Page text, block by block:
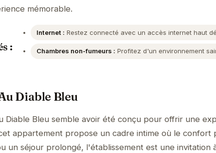
mémorable.
:
Internet : Restez connecté avec un accès internet haut
Chambres non-fumeurs : Profitez d'un environnement
Diable Bleu
Diable Bleu semble avoir été conçu pour offrir une
appartement propose un cadre intime où le confort
un séjour prolongé, l'établissement est une invitation